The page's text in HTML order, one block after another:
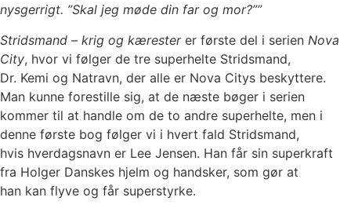
nysgerrigt. ”Skal jeg møde din far og mor?””
Stridsmand – krig og kæresterer første del i serien Nova
City, hvor vi følger de tre superhelte Stridsmand,
Dr. Kemi og Natravn, der alle er Nova Citys beskyttere.
Man kunne forestille sig, at de næste bøger i serien
kommer til at handle om de to andre superhelte, men i
denne første bog følger vi i hvert fald Stridsmand,
hvis hverdagsnavn er Lee Jensen. Han får sin superkraft
fra Holger Danskes hjelm og handsker, som gør at
han kan flyve og får superstyrke.